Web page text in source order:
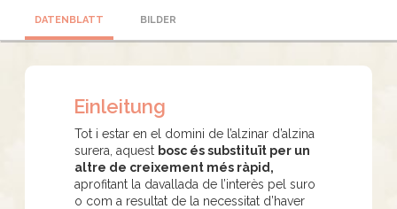
DATENBLATT BILDER
Einleitung
Tot i estar en el domini de l’alzinar d’alzina
surera, aquest bosc és substituït per un
altre de creixement més ràpid,
aprofitant la davallada de l’interès pel suro
o com a resultat de la necessitat d’haver